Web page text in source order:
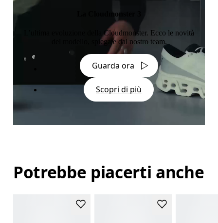
La Cloudmonster 3
L’ultima evoluzione della Cloudmonster. Ecco le novità
del modello, spiegate dal nostro team.
Guarda ora
Scopri di più
Potrebbe piacerti anche